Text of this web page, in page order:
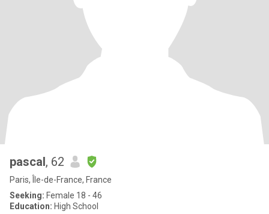
pascal, 62
Paris, Île-de-France, France
Seeking: Female 18 - 46
Education: High School